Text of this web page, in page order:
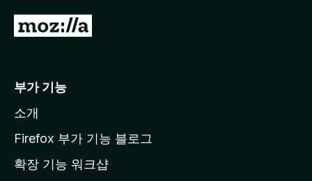
M
l
a
페
부가 기능
소개
Firefox 부가 기능 블로그
확장 기능 워크샵